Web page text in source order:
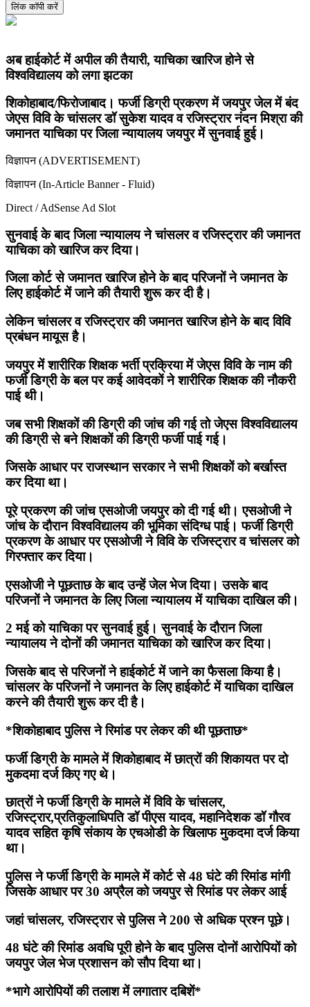
लिंक कॉपी करें
अब हाईकोर्ट में अपील की तैयारी, याचिका खारिज होने से
विश्वविद्यालय को लगा झटका
शिकोहाबाद/फिरोजाबाद। फर्जी डिग्री प्रकरण में जयपुर जेल में बंद
जेएस विवि के चांसलर डॉ सुकेश यादव व रजिस्ट्रार नंदन मिश्रा की
जमानत याचिका पर जिला न्यायालय जयपुर में सुनवाई हुई।
विज्ञापन (ADVERTISEMENT)
विज्ञापन (In-Article Banner - Fluid)
Direct / AdSense Ad Slot
सुनवाई के बाद जिला न्यायालय ने चांसलर व रजिस्ट्रार की जमानत
याचिका को खारिज कर दिया।
जिला कोर्ट से जमानत खारिज होने के बाद परिजनों ने जमानत के
लिए हाईकोर्ट में जाने की तैयारी शुरू कर दी है।
लेकिन चांसलर व रजिस्ट्रार की जमानत खारिज होने के बाद विवि
प्रबंधन मायूस है।
जयपुर में शारीरिक शिक्षक भर्ती प्रक्रिया में जेएस विवि के नाम की
फर्जी डिग्री के बल पर कई आवेदकों ने शारीरिक शिक्षक की नौकरी
पाई थी।
जब सभी शिक्षकों की डिग्री की जांच की गई तो जेएस विश्वविद्यालय
की डिग्री से बने शिक्षकों की डिग्री फर्जी पाई गई।
जिसके आधार पर राजस्थान सरकार ने सभी शिक्षकों को बर्खास्त
कर दिया था।
पूरे प्रकरण की जांच एसओजी जयपुर को दी गई थी। एसओजी ने
जांच के दौरान विश्वविद्यालय की भूमिका संदिग्ध पाई। फर्जी डिग्री
प्रकरण के आधार पर एसओजी ने विवि के रजिस्ट्रार व चांसलर को
गिरफ्तार कर दिया।
एसओजी ने पूछताछ के बाद उन्हें जेल भेज दिया। उसके बाद
परिजनों ने जमानत के लिए जिला न्यायालय में याचिका दाखिल की।
2 मई को याचिका पर सुनवाई हुई। सुनवाई के दौरान जिला
न्यायालय ने दोनों की जमानत याचिका को खारिज कर दिया।
जिसके बाद से परिजनों ने हाईकोर्ट में जाने का फैसला किया है।
चांसलर के परिजनों ने जमानत के लिए हाईकोर्ट में याचिका दाखिल
करने की तैयारी शुरू कर दी है।
*शिकोहाबाद पुलिस ने रिमांड पर लेकर की थी पूछताछ*
फर्जी डिग्री के मामले में शिकोहाबाद में छात्रों की शिकायत पर दो
मुकदमा दर्ज किए गए थे।
छात्रों ने फर्जी डिग्री के मामले में विवि के चांसलर,
रजिस्ट्रार,प्रतिकुलाधिपति डॉ पीएस यादव, महानिदेशक डॉ गौरव
यादव सहित कृषि संकाय के एचओडी के खिलाफ मुकदमा दर्ज किया
था।
पुलिस ने फर्जी डिग्री के मामले में कोर्ट से 48 घंटे की रिमांड मांगी
जिसके आधार पर 30 अप्रैल को जयपुर से रिमांड पर लेकर आई
जहां चांसलर, रजिस्ट्रार से पुलिस ने 200 से अधिक प्रश्न पूछे।
48 घंटे की रिमांड अवधि पूरी होने के बाद पुलिस दोनों आरोपियों को
जयपुर जेल भेज प्रशासन को सौप दिया था।
*भागे आरोपियों की तलाश में लगातार दबिशें*